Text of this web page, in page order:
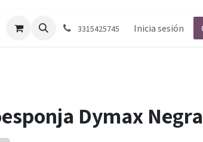
Blog Contáctenos
3315425745 Inicia sesión
Dymax